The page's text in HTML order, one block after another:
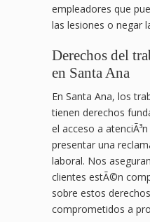
empleadores que
las lesiones o negar
Derechos del
en Santa Ana
En Santa Ana, los
tienen derechos
el acceso a
presentar una
laboral. Nos
clientes estÃ©n
sobre estos
comprometidos a